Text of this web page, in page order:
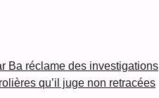
Ba réclame des investigations
qu’il juge non retracées